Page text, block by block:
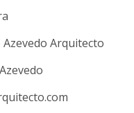
Arquitecto